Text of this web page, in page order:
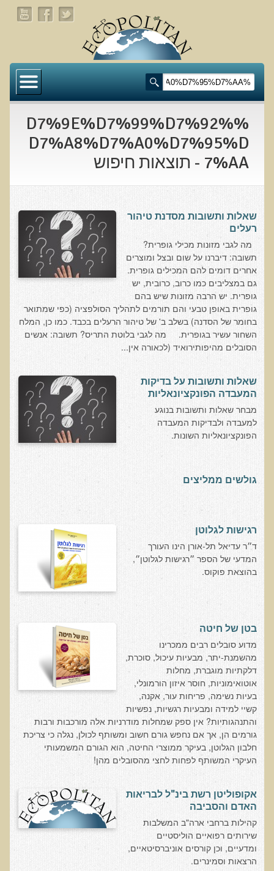
דף הבית
תעלומת שומן הדולפינים: מה גילינו כששתי קבוצות
בדיקת חוסרים ומתכות כבדות Socheck
הרצאה ב 28/11/25 טיפים מפתיעים ופשוטים לבריאות
מצבים קליניים ספציפיים
מהי רפואה פונקציונאלית טבעית?
שאלונים רפואיים פונקציונאליים
טופס קבלה לייעוץ קליני
טופס הרשמה לקבלת ייעוץ / טיפול + טופס פרטי בריאות
היסטוריה כרונולוגית
שאלון Identi-T Stress Assesment
שאלון נוירוביהוויוראלי
שאלון מערכת התריס
שאלון אלרגיות למזון
שאלון אוטואימוני
פרוטוקולים רפואיים
בדיקות מעבדה פונקציונאליות
בדיקת צואה לאיתור מתכות כבדות
בדיקה מקיפה לתפקוד מערכת העיכול
בדיקות לרגישויות לחלבונים
AMAS - בדיקת דם לאיתור מוקדם של סרטן
מידע מקצועי לרופאים ומטפלים על בדיקת ה-AMAS
ספרות מדעית - בדיקת AMAS
בדיקת AMAS - מידע למטופל
פאנל קרדיו-ווסקולרי - לבריאות מערכת כלי הדם והלב
בדיקת שיער לאיתור מחסור במינרלים
בדיקות לאבחון מחסורים וסיכונים
בדיקת צואה לאיתור מוקדם של סרטן המעי הגס M2PK
%D7%9E%D7%99%D7%92%
D7%A8%D7%A0%D7%95%D
7%AA - תוצאות חיפוש
שאלות ותשובות מסדנת טיהור
רעלים
מה לגבי מזונות מכילי גופרית?
תשובה: דיברנו על שום ובצל ומוצרים
אחרים דומים להם המכילים גופרית.
גם במצליבים כמו כרוב, כרובית, יש
גופרית. יש הרבה מזונות שיש בהם
גופרית באופן טבעי והם תורמים לתהליך הסולפציה (כפי שמתואר
בחומר של הסדנה) בשלב ב' של טיהור הרעלים בכבד. כמו כן, המלח
השחור עשיר בגופרית. מה לגבי בלוטת התריס? תשובה: אנשים
הסובלים מהיפותירואיד (לכאורה אין...
שאלות ותשובות על בדיקות
המעבדה הפונקציונאליות
מבחר שאלות ותשובות בנוגע
למעבדה ולבדיקות המעבדה
הפונקציונאליות השונות.
גולשים ממליצים
רגישות לגלוטן
ד״ר עדיאל תל-אורן הינו העורך
המדעי של הספר ״רגישות לגלוטן״,
בהוצאת פוקוס.
בטן של חיטה
​מדוע סובלים רבים ממכרינו
מהשמנת-יתר, מבעיות עיכול, סוכרת,
דלקתיות מוגברת, מחלות
אוטואימוניות, חוסר איזון הורמונלי,
בעיות נשימה, פריחות עור, אקנה,
קשיי למידה ומבעיות רגשיות, נפשיות
והתנהגותיות? אין ספק שמחלות מודרניות אלה מורכבות ורבות
גורמים הן, אך אם נחפש גורם חשוב ומשותף לכולן, נגלה כי צריכת
חלבון הגלוטן, בעיקר ממוצרי החיטה, הוא הגורם המשמעותי
העיקרי המשותף לפחות לחצי מהסובלים מהן!
אקופוליטן רשת בינ"ל לבריאות
האדם והסביבה
קהילות ברחבי ארה"ב המשלבות
שירותים רפואיים הוליסטיים
ומדעיים, וכן קורסים אוניברסיטאיים,
הרצאות וסמינרים.